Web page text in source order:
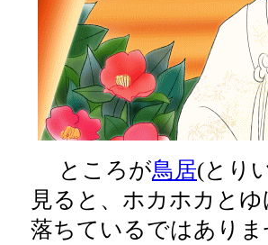
ところが鳥居(とり
見ると、ホカホカと
落ちているではあり